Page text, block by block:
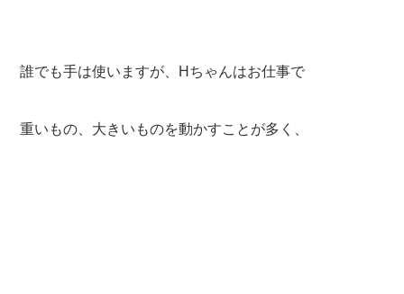
誰でも手は使いますが、Hちゃんはお仕事で
重いもの、大きいものを動かすことが多く、